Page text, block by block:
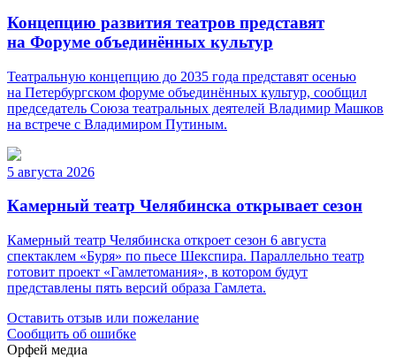
Концепцию развития театров представят
на Форуме объединённых культур
Театральную концепцию до 2035 года представят осенью
на Петербургском форуме объединённых культур, сообщил
председатель Союза театральных деятелей Владимир Машков
на встрече с Владимиром Путиным.
5 августа 2026
Камерный театр Челябинска открывает сезон
Камерный театр Челябинска откроет сезон 6 августа
спектаклем «Буря» по пьесе Шекспира. Параллельно театр
готовит проект «Гамлетомания», в котором будут
представлены пять версий образа Гамлета.
Оставить отзыв или пожелание
Сообщить об ошибке
Орфей медиа